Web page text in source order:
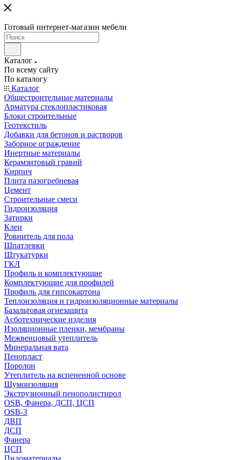
Готовый интернет-магазин мебели
Каталог
По всему сайту
По каталогу
Каталог
Общестроительные материалы
Арматура стеклопластиковая
Блоки строительные
Геотекстиль
Добавки для бетонов и растворов
Заборное ограждение
Инертные материалы
Керамзитовый гравий
Кирпич
Плита пазогребневая
Цемент
Строительные смеси
Гидроизоляция
Затирки
Клеи
Ровнитель для пола
Шпатлевки
Штукатурки
ГКЛ
Профиль и комплектующие
Комплектующие для профилей
Профиль для гипсокартона
Теплоизоляция и гидроизоляционные материалы
Базальтовая огнезащита
Асботехнические изделия
Изоляционные пленки, мембраны
Межвенцовый утеплитель
Минеральная вата
Пенопласт
Поролон
Утеплитель на вспененной основе
Шумоизоляция
Экструзионный пенополистирол
OSB, Фанера, ДСП, ЦСП
OSB-3
ДВП
ДСП
Фанера
ЦСП
Пиломатериалы